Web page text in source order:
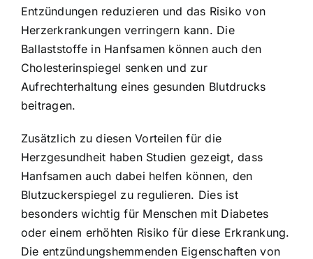
Entzündungen reduzieren und das Risiko von
Herzerkrankungen verringern kann. Die
Ballaststoffe in Hanfsamen können auch den
Cholesterinspiegel senken und zur
Aufrechterhaltung eines gesunden Blutdrucks
beitragen.
Zusätzlich zu diesen Vorteilen für die
Herzgesundheit haben Studien gezeigt, dass
Hanfsamen auch dabei helfen können, den
Blutzuckerspiegel zu regulieren. Dies ist
besonders wichtig für Menschen mit Diabetes
oder einem erhöhten Risiko für diese Erkrankung.
Die entzündungshemmenden Eigenschaften von